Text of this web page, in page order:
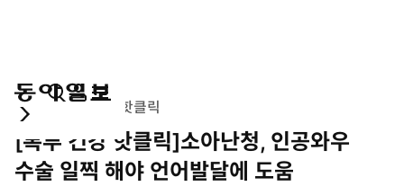
통
검
색
마
페
이
지
전
메
뉴
IT/의학 톡투 건강 핫클릭
[톡투 건강 핫클릭]소아난청, 인공와우
수술 일찍 해야 언어발달에 도움